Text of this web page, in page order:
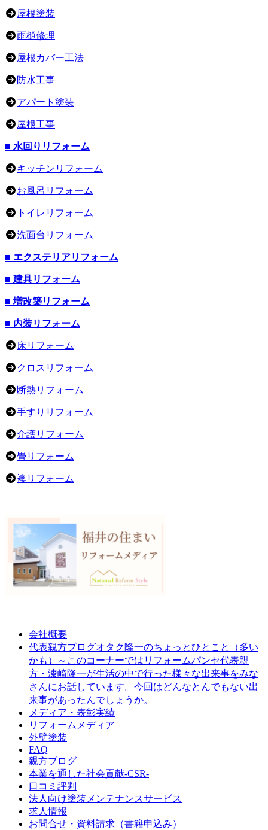
屋根塗装
雨樋修理
屋根カバー工法
防水工事
アパート塗装
屋根工事
■ 水回りリフォーム
キッチンリフォーム
お風呂リフォーム
トイレリフォーム
洗面台リフォーム
■ エクステリアリフォーム
■ 建具リフォーム
■ 増改築リフォーム
■ 内装リフォーム
床リフォーム
クロスリフォーム
断熱リフォーム
手すりリフォーム
介護リフォーム
畳リフォーム
襖リフォーム
会社概要
代表親方ブログオタク隆一のちょっとひとこと（多い
かも）～このコーナーではリフォームパンセ代表親
方・漆崎隆一が生活の中で行った様々な出来事をみな
さんにお話しています。今回はどんなとんでもない出
来事があったんでしょうか。
メディア・表彰実績
リフォームメディア
外壁塗装
FAQ
親方ブログ
本業を通した社会貢献-CSR-
口コミ評判
法人向け塗装メンテナンスサービス
求人情報
お問合せ・資料請求（書籍申込み）